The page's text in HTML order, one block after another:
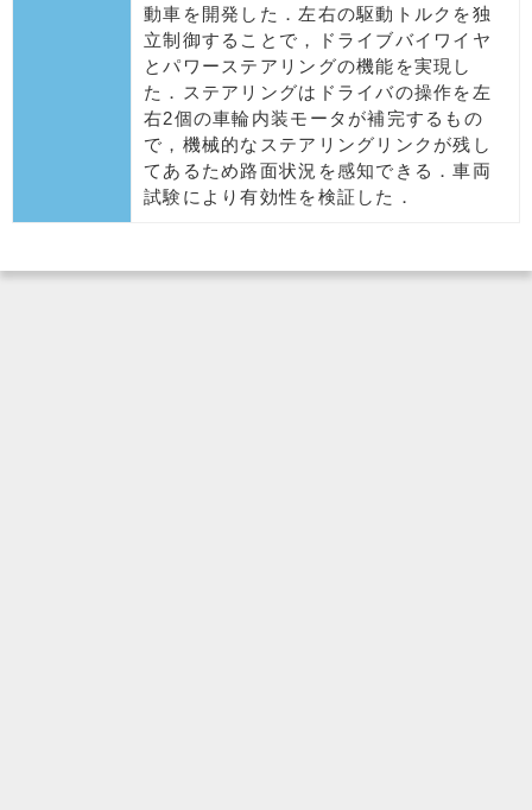
動車を開発した．左右の駆動トルクを独
立制御することで，ドライブバイワイヤ
とパワーステアリングの機能を実現し
た．ステアリングはドライバの操作を左
右2個の車輪内装モータが補完するもの
で，機械的なステアリングリンクが残し
てあるため路面状況を感知できる．車両
試験により有効性を検証した．